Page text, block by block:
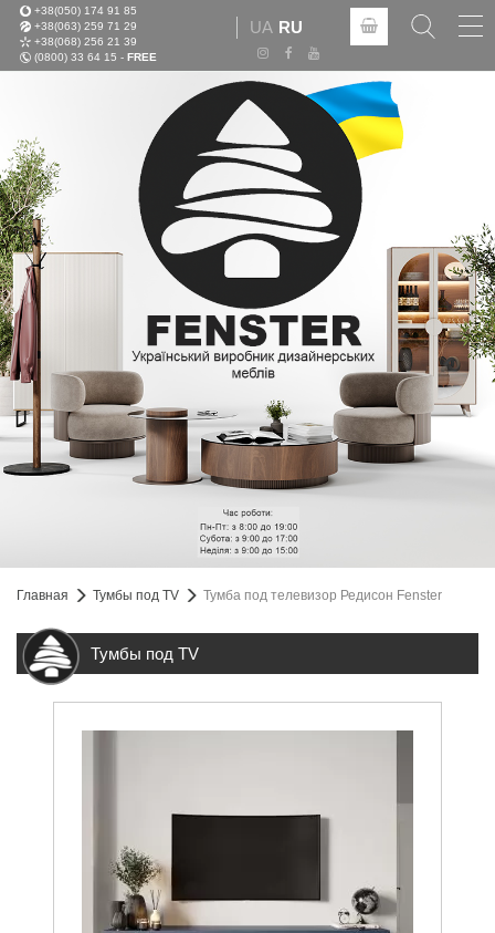
+38(050) 174 91 85
+38(063) 259 71 29
+38(068) 256 21 39
(0800) 33 64 15 - FREE
UA RU
Главная Тумбы под TV Тумба под телевизор Редисон Fenster
Тумбы под TV